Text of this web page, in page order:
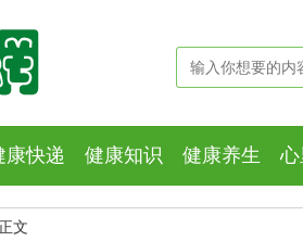
康快递 健康知识 健康养生
文